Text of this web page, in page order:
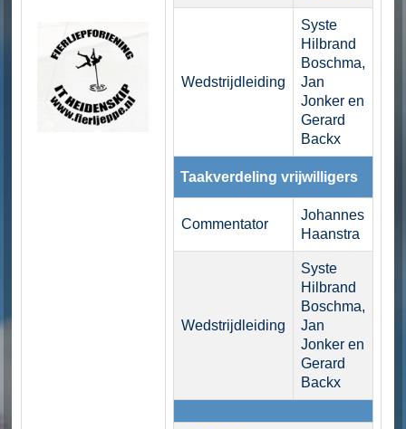
Wedstrijdleiding
Syste
Hilbrand
Boschma,
Jan
Jonker en
Gerard
Backx
Taakverdeling vrijwilligers
Commentator
Johannes
Haanstra
Wedstrijdleiding
Syste
Hilbrand
Boschma,
Jan
Jonker en
Gerard
Backx